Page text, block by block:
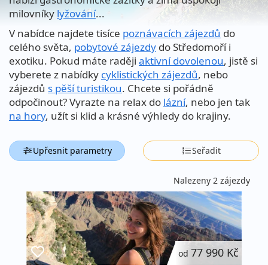
milovníky lyžování...
V nabídce najdete tisíce poznávacích zájezdů do
celého světa, pobytové zájezdy do Středomoří i
exotiku. Pokud máte raději aktivní dovolenou, jistě si
vyberete z nabídky cyklistických zájezdů, nebo
zájezdů s pěší turistikou. Chcete si pořádně
odpočinout? Vyrazte na relax do lázní, nebo jen tak
na hory, užít si klid a krásné výhledy do krajiny.
Upřesnit parametry Seřadit
Nalezeny 2 zájezdy
od 77 990 Kč